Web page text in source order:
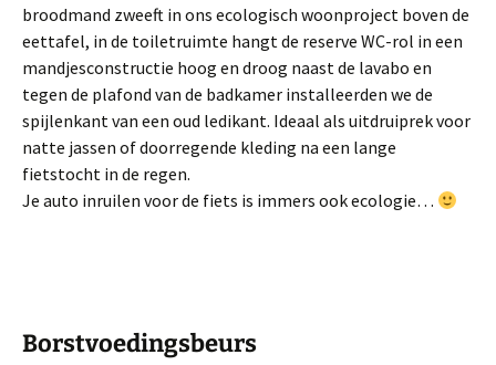
broodmand zweeft in ons ecologisch woonproject boven de
eettafel, in de toiletruimte hangt de reserve WC-rol in een
mandjesconstructie hoog en droog naast de lavabo en
tegen de plafond van de badkamer installeerden we de
spijlenkant van een oud ledikant. Ideaal als uitdruiprek voor
natte jassen of doorregende kleding na een lange
fietstocht in de regen.
Je auto inruilen voor de fiets is immers ook ecologie…
Borstvoedingsbeurs